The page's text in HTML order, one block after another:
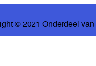
© 2021 Onderdeel van